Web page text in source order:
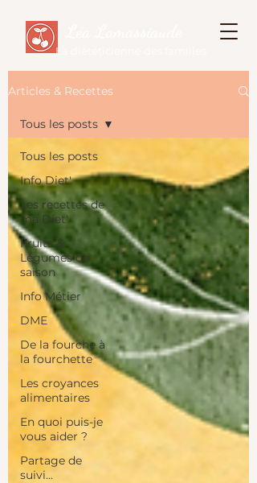
La diététicienne des familles
Articles & Recettes
Tous les posts
Info Diet'
Les recettes de
ma Diet'
Fruits &
Légumes de
saison
Info Métier
DME
De la fourche à
la fourchette
Les croyances
alimentaires
En quoi puis-je
vous aider ?
Partage de
suivi...
Tous les posts